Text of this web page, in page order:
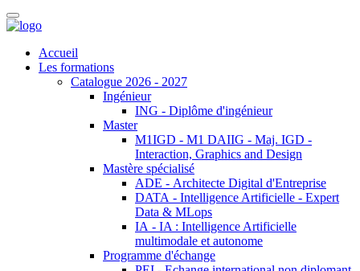
Accueil
Les formations
Catalogue 2026 - 2027
Ingénieur
ING - Diplôme d'ingénieur
Master
M1IGD - M1 DAIIG - Maj. IGD -
Interaction, Graphics and Design
Mastère spécialisé
ADE - Architecte Digital d'Entreprise
DATA - Intelligence Artificielle - Expert
Data & MLops
IA - IA : Intelligence Artificielle
multimodale et autonome
Programme d'échange